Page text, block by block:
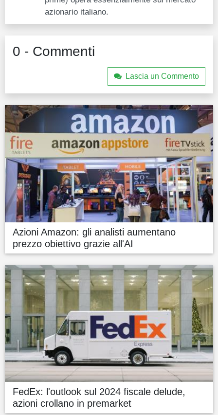
azionario italiano.
0 - Commenti
Lascia un Commento
Azioni Amazon: gli analisti aumentano
prezzo obiettivo grazie all'AI
FedEx: l'outlook sul 2024 fiscale delude,
azioni crollano in premarket